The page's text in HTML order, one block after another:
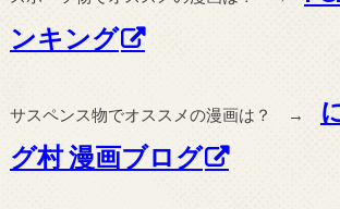
ンキング
サスペンス物でオススメの漫画は？ →
グ村 漫画ブログ